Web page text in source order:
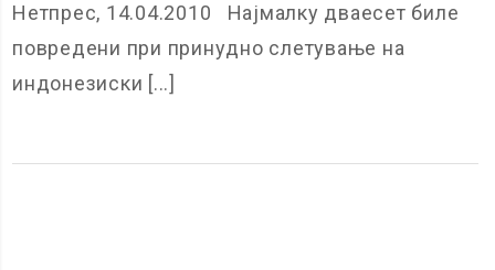
Нетпрес, 14.04.2010 Најмалку дваесет биле
повредени при принудно слетување на
индонезиски [...]